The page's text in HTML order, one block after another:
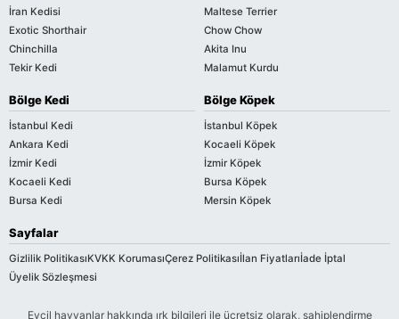
İran Kedisi
Exotic Shorthair
Chinchilla
Tekir Kedi
Maltese Terrier
Chow Chow
Akita Inu
Malamut Kurdu
Bölge Kedi
İstanbul Kedi
Ankara Kedi
İzmir Kedi
Kocaeli Kedi
Bursa Kedi
Bölge Köpek
İstanbul Köpek
Kocaeli Köpek
İzmir Köpek
Bursa Köpek
Mersin Köpek
Sayfalar
Gizlilik PolitikasıKVKK KorumasıÇerez Politikasıİlan Fiyatlarıİade İptal
Üyelik Sözleşmesi
Evcil hayvanlar hakkında ırk bilgileri ile ücretsiz olarak, sahiplendirme